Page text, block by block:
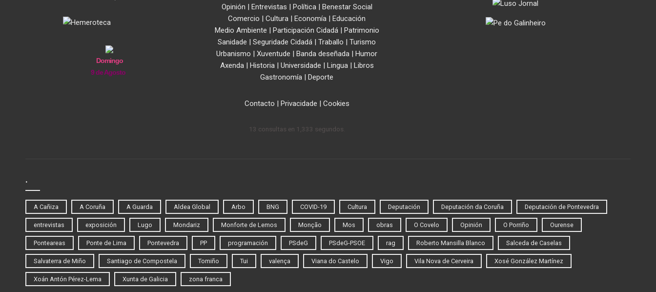
Domingo
9 de Agosto
Opinión | Entrevistas | Política| Benestar Social
Comercio | Cultura | Economía | Educación
Medio Ambiente | Participación Cidadá| Patrimonio
Sanidade | Seguridade Cidadá | Traballo | Turismo
Urbanismo | Xuventude | Banda deseñada | Humor
Axenda| Historia| Universidade | Lingua| Libros
Gastronomía | Deporte
Contacto | Privacidade | Cookies
13 consultas en 1,333 segundos.
.
A Cañiza A Coruña A Guarda Aldea Global Arbo BNG COVID-19 Cultura Deputación Deputación da Coruña Deputación de Pontevedra
entrevistas exposición Lugo Mondariz Monforte de Lemos Monção Mos obras O Covelo Opinión O Porriño Ourense
Ponteareas Ponte de Lima Pontevedra PP programación PSdeG PSdeG-PSOE rag Roberto Mansilla Blanco Salceda de Caselas
Salvaterra de Miño Santiago de Compostela Tomiño Tui valença Viana do Castelo Vigo Vila Nova de Cerveira Xosé González Martínez
Xoán Antón Pérez-Lema Xunta de Galicia zona franca